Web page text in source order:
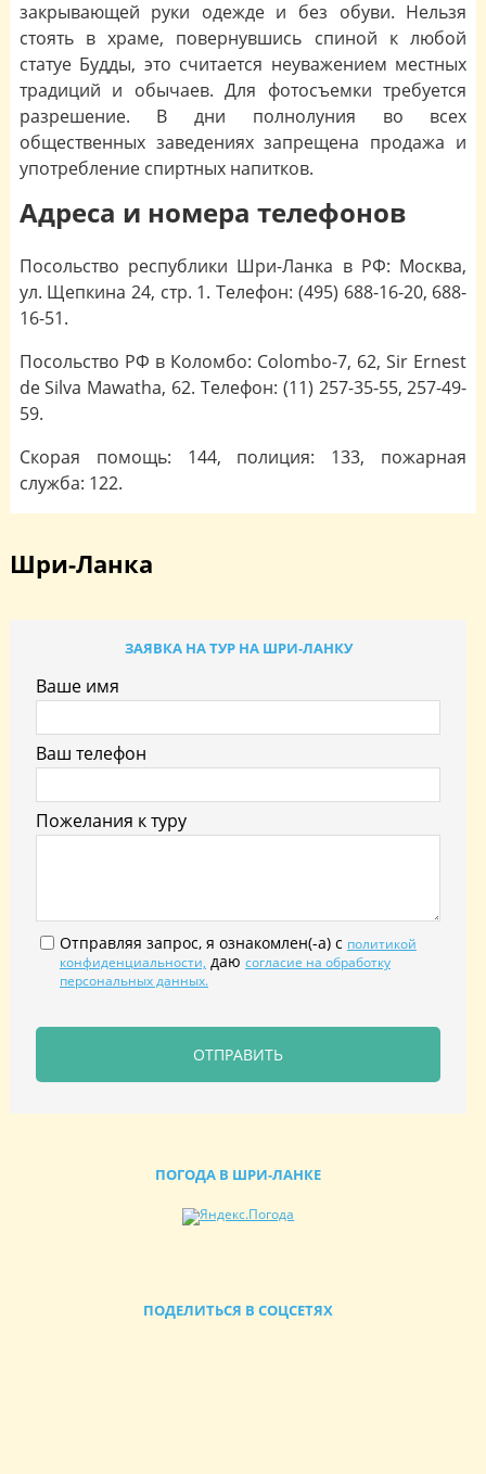
закрывающей руки одежде и без обуви. Нельзя
стоять в храме, повернувшись спиной к любой
статуе Будды, это считается неуважением местных
традиций и обычаев. Для фотосъемки требуется
разрешение. В дни полнолуния во всех
общественных заведениях запрещена продажа и
употребление спиртных напитков.
Адреса и номера телефонов
Посольство республики Шри-Ланка в РФ: Москва,
ул. Щепкина 24, стр. 1. Телефон: (495) 688-16-20, 688-
16-51.
Посольство РФ в Коломбо: Colombo-7, 62, Sir Ernest
de Silva Mawatha, 62. Телефон: (11) 257-35-55, 257-49-
59.
Скорая помощь: 144, полиция: 133, пожарная
служба: 122.
Шри-Ланка
ЗАЯВКА НА ТУР НА ШРИ-ЛАНКУ
Ваше имя
Ваш телефон
Пожелания к туру
Отправляя запрос, я ознакомлен(-а) с политикой
конфиденциальности, даю согласие на обработку
персональных данных.
ОТПРАВИТЬ
ПОГОДА В ШРИ-ЛАНКЕ
ПОДЕЛИТЬСЯ В СОЦСЕТЯХ